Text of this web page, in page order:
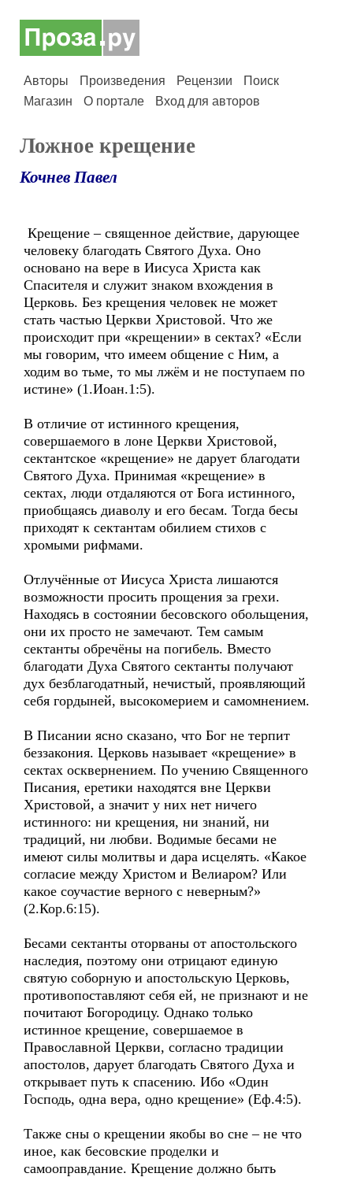
Авторы Произведения Рецензии
Поиск
Магазин
О портале Вход для авторов
Ложное крещение
Кочнев Павел
Крещение – священное действие, дарующее
человеку благодать Святого Духа. Оно
основано на вере в Иисуса Христа как
Спасителя и служит знаком вхождения в
Церковь. Без крещения человек не может
стать частью Церкви Христовой. Что же
происходит при «крещении» в сектах? «Если
мы говорим, что имеем общение с Ним, а
ходим во тьме, то мы лжём и не поступаем по
истине» (1.Иоан.1:5).
В отличие от истинного крещения,
совершаемого в лоне Церкви Христовой,
сектантское «крещение» не дарует благодати
Святого Духа. Принимая «крещение» в
сектах, люди отдаляются от Бога истинного,
приобщаясь диаволу и его бесам. Тогда бесы
приходят к сектантам обилием стихов с
хромыми рифмами.
Отлучённые от Иисуса Христа лишаются
возможности просить прощения за грехи.
Находясь в состоянии бесовского обольщения,
они их просто не замечают. Тем самым
сектанты обречёны на погибель. Вместо
благодати Духа Святого сектанты получают
дух безблагодатный, нечистый, проявляющий
себя гордыней, высокомерием и самомнением.
В Писании ясно сказано, что Бог не терпит
беззакония. Церковь называет «крещение» в
сектах осквернением. По учению Священного
Писания, еретики находятся вне Церкви
Христовой, а значит у них нет ничего
истинного: ни крещения, ни знаний, ни
традиций, ни любви. Водимые бесами не
имеют силы молитвы и дара исцелять. «Какое
согласие между Христом и Велиаром? Или
какое соучастие верного с неверным?»
(2.Кор.6:15).
Бесами сектанты оторваны от апостольского
наследия, поэтому они отрицают единую
святую соборную и апостольскую Церковь,
противопоставляют себя ей, не признают и не
почитают Богородицу. Однако только
истинное крещение, совершаемое в
Православной Церкви, согласно традиции
апостолов, дарует благодать Святого Духа и
открывает путь к спасению. Ибо «Один
Господь, одна вера, одно крещение» (Еф.4:5).
Также сны о крещении якобы во сне – не что
иное, как бесовские проделки и
самооправдание. Крещение должно быть